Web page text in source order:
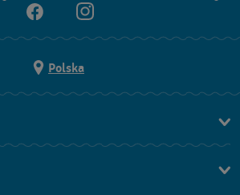
Polska